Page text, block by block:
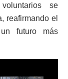
se
reafirmando el
futuro más